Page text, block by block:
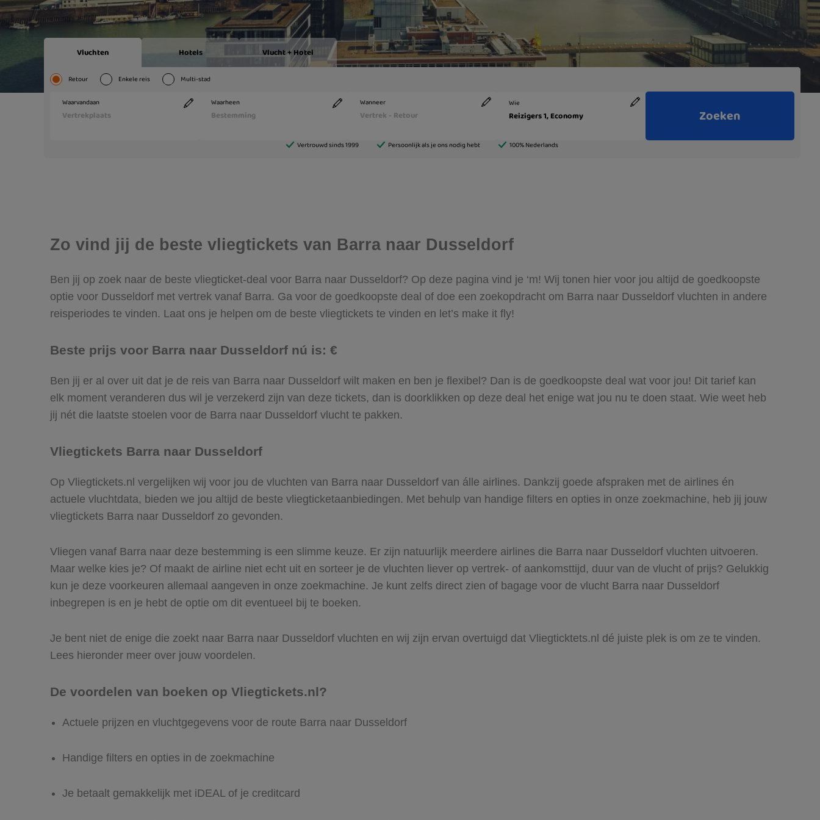
Zo vind jij de beste vliegtickets van Barra naar Dusseldorf
Ben jij op zoek naar de beste vliegticket-deal voor Barra naar Dusseldorf? Op deze pagina vind je ‘m! Wij tonen hier voor jou altijd de goedkoopste
optie voor Dusseldorf met vertrek vanaf Barra. Ga voor de goedkoopste deal of doe een zoekopdracht om Barra naar Dusseldorf vluchten in andere
reisperiodes te vinden. Laat ons je helpen om de beste vliegtickets te vinden en let’s make it fly!
Beste prijs voor Barra naar Dusseldorf nú is: €
Ben jij er al over uit dat je de reis van Barra naar Dusseldorf wilt maken en ben je flexibel? Dan is de goedkoopste deal wat voor jou! Dit tarief kan
elk moment veranderen dus wil je verzekerd zijn van deze tickets, dan is doorklikken op deze deal het enige wat jou nu te doen staat. Wie weet heb
jij nét die laatste stoelen voor de Barra naar Dusseldorf vlucht te pakken.
Vliegtickets Barra naar Dusseldorf
Op Vliegtickets.nl vergelijken wij voor jou de vluchten van Barra naar Dusseldorf van álle airlines. Dankzij goede afspraken met de airlines én
actuele vluchtdata, bieden we jou altijd de beste vliegticketaanbiedingen. Met behulp van handige filters en opties in onze zoekmachine, heb jij jouw
vliegtickets Barra naar Dusseldorf zo gevonden.
Vliegen vanaf Barra naar deze bestemming is een slimme keuze. Er zijn natuurlijk meerdere airlines die Barra naar Dusseldorf vluchten uitvoeren.
Maar welke kies je? Of maakt de airline niet echt uit en sorteer je de vluchten liever op vertrek- of aankomsttijd, duur van de vlucht of prijs? Gelukkig
kun je deze voorkeuren allemaal aangeven in onze zoekmachine. Je kunt zelfs direct zien of bagage voor de vlucht Barra naar Dusseldorf
inbegrepen is en je hebt de optie om dit eventueel bij te boeken.
Je bent niet de enige die zoekt naar Barra naar Dusseldorf vluchten en wij zijn ervan overtuigd dat Vliegticktets.nl dé juiste plek is om ze te vinden.
Lees hieronder meer over jouw voordelen.
De voordelen van boeken op Vliegtickets.nl?
Actuele prijzen en vluchtgegevens voor de route Barra naar Dusseldorf
Handige filters en opties in de zoekmachine
Je betaalt gemakkelijk met iDEAL of je creditcard